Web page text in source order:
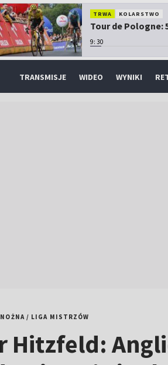
TRWA KOLARSTWO
Tour de Pologne:
9:30
TRANSMISJE WIDEO WYNIKI
/ LIGA MISTRZÓW
Hitzfeld: